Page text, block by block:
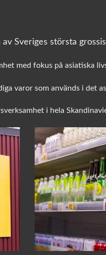
Sveriges största
med fokus på asiatiska
varor som används i det
i hela